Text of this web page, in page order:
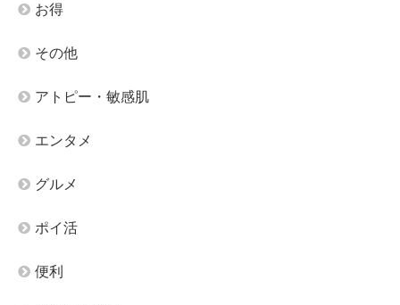
お得
その他
アトピー・敏感肌
エンタメ
グルメ
ポイ活
便利